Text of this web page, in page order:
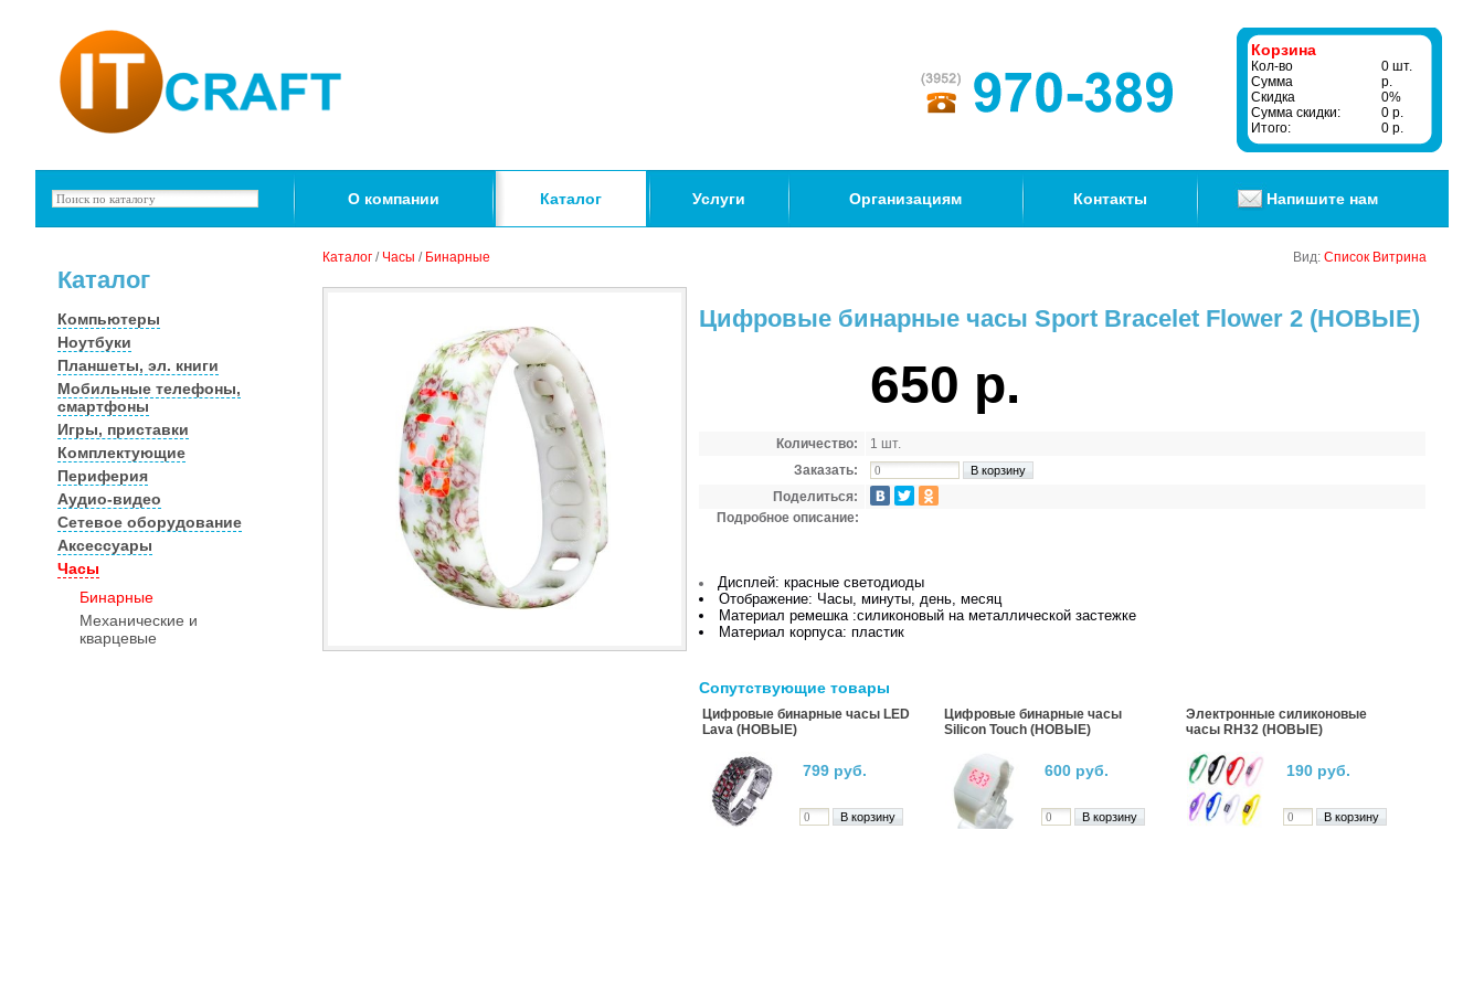
Корзина
Кол-во
0 шт.
Сумма
р.
Скидка
0%
Сумма скидки:
0 р.
Итого:
0 р.
О компании Каталог Услуги Организациям Контакты Напишите нам
Каталог
Компьютеры
Ноутбуки
Планшеты, эл. книги
Мобильные телефоны,
смартфоны
Игры, приставки
Комплектующие
Периферия
Аудио-видео
Сетевое оборудование
Аксессуары
Часы
Бинарные
Механические и
кварцевые
Каталог / Часы / Бинарные Вид: Список Витрина
Цифровые бинарные часы Sport Bracelet Flower 2 (НОВЫЕ)
650 р.
Количество:
1 шт.
Заказать:
Поделиться:
Подробное описание:
Дисплей: красные светодиоды
Отображение: Часы, минуты, день, месяц
Материал ремешка :силиконовый на металлической застежке
Материал корпуса: пластик
Сопутствующие товары
Цифровые бинарные часы LED
Lava (НОВЫЕ)
799 руб.
Цифровые бинарные часы
Silicon Touch (НОВЫЕ)
600 руб.
Электронные силиконовые
часы RH32 (НОВЫЕ)
190 руб.